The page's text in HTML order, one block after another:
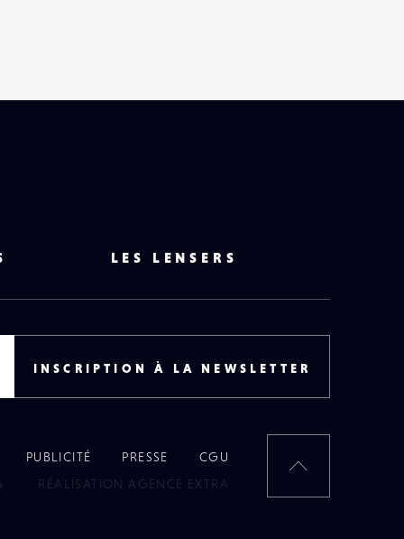
LES LENSERS
INSCRIPTION À LA NEWSLETTER
PUBLICITÉ PRESSE
CGU
RÉALISATION AGENCE EXTRA